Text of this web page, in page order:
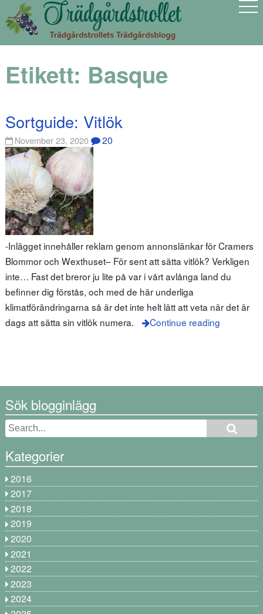
Etikett: Basque
Sortguide: Vitlök
November 23, 2020 20
-Inlägget innehåller reklam genom annonslänkar för Cramers
Blommor och Wexthuset– För sent att sätta vitlök? Verkligen
inte… Fast det breror ju lite på var i vårt avlånga land du
befinner dig förstås, och med de här underliga
klimatförändringarna så är det inte helt lätt att veta när det är
dags att sätta sin vitlök numera.
Continue reading
Sök blogginlägg
Kategorier
2016
2017
2018
2019
2020
2021
2022
2023
2024